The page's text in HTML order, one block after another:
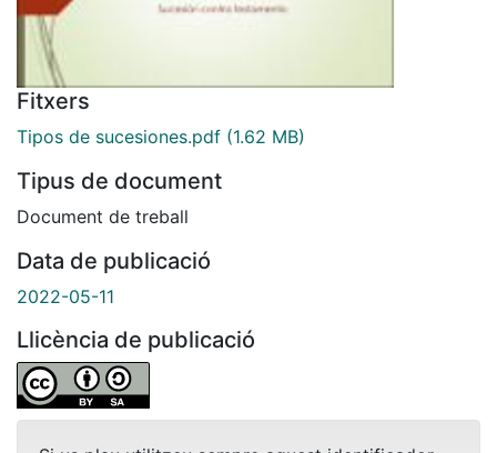
Fitxers
Tipos de sucesiones.pdf (1.62 MB)
Tipus de document
Document de treball
Data de publicació
2022-05-11
Llicència de publicació